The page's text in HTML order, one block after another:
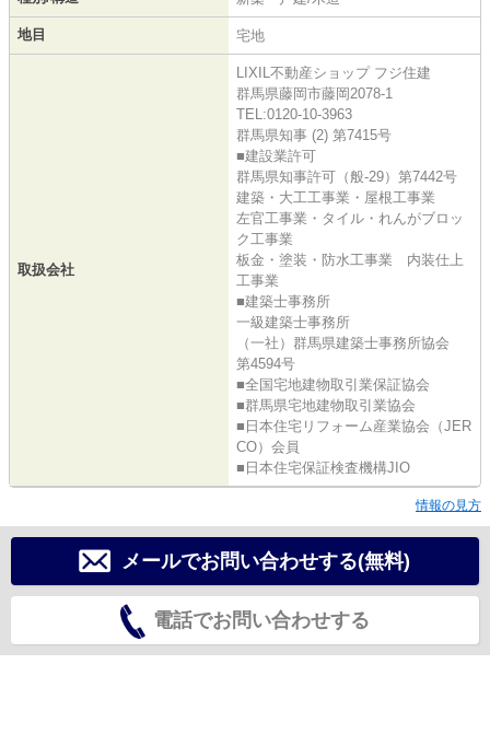
地目 宅地
取扱会社
LIXIL不動産ショップ フジ住建
群馬県藤岡市藤岡2078-1
TEL:0120-10-3963
群馬県知事 (2) 第7415号
■建設業許可
群馬県知事許可（般-29）第7442号
建築・大工工事業・屋根工事業
左官工事業・タイル・れんがブロッ
ク工事業
板金・塗装・防水工事業 内装仕上
工事業
■建築士事務所
一級建築士事務所
（一社）群馬県建築士事務所協会
第4594号
■全国宅地建物取引業保証協会
■群馬県宅地建物取引業協会
■日本住宅リフォーム産業協会（JER
CO）会員
■日本住宅保証検査機構JIO
情報の見方
メールでお問い合わせする(無料)
電話でお問い合わせする